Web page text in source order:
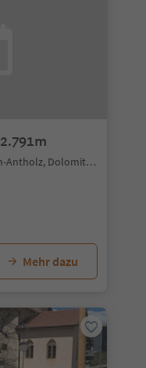
Antholz-Mittertal, Rasen-Antholz, Dolomitenregion Kronplatz
Mehr dazu